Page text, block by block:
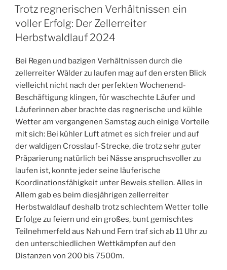
AM
Trotz regnerischen Verhältnissen ein
voller Erfolg: Der Zellerreiter
Herbstwaldlauf 2024
Bei Regen und bazigen Verhältnissen durch die
zellerreiter Wälder zu laufen mag auf den ersten Blick
vielleicht nicht nach der perfekten Wochenend-
Beschäftigung klingen, für waschechte Läufer und
Läuferinnen aber brachte das regnerische und kühle
Wetter am vergangenen Samstag auch einige Vorteile
mit sich: Bei kühler Luft atmet es sich freier und auf
der waldigen Crosslauf-Strecke, die trotz sehr guter
Präparierung natürlich bei Nässe anspruchsvoller zu
laufen ist, konnte jeder seine läuferische
Koordinationsfähigkeit unter Beweis stellen. Alles in
Allem gab es beim diesjährigen zellerreiter
Herbstwaldlauf deshalb trotz schlechtem Wetter tolle
Erfolge zu feiern und ein großes, bunt gemischtes
Teilnehmerfeld aus Nah und Fern traf sich ab 11 Uhr zu
den unterschiedlichen Wettkämpfen auf den
Distanzen von 200 bis 7500m.